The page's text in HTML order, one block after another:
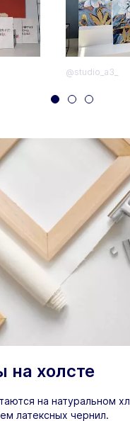
@studio_a3_
на холсте
на натуральном
латексных чернил.